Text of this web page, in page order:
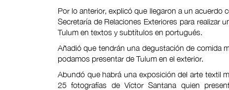
Por lo anterior, explicó que llegaron a un acuerdo
Secretaría de Relaciones Exteriores para realizar
Tulum en textos y subtítulos en portugués.
Añadió que tendrán una degustación de comida
podamos presentar de Tulum en el exterior.
Abundó que habrá una exposición del arte textil
25 fotografías de Víctor Santana quien